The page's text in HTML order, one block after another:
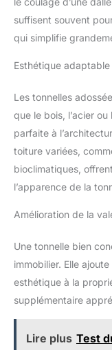
suffisent souvent
qui simplifie
Esthétique adaptable
Les tonnelles
que le bois, l’acier
parfaite à
toiture variées,
bioclimatiques,
l’apparence de la
Amélioration de la
Une tonnelle bien
immobilier. Elle
esthétique à la
supplémentaire
Lire plus Test